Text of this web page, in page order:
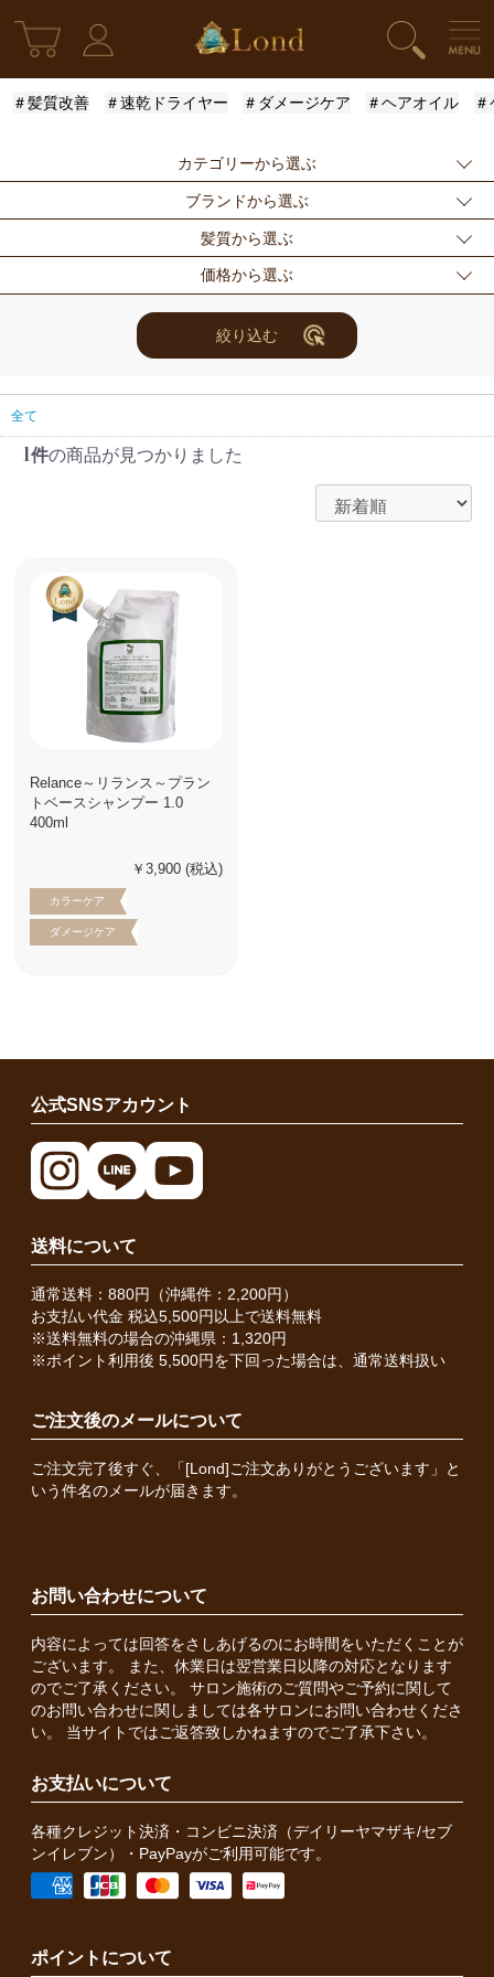
＃髪質改善 ＃速乾ドライヤー ＃ダメージケア ＃ヘアオイル
カテゴリーから選ぶ
新発売 シャンプー
トリートメント
アウトバストリー
ドライヤー・ヘア
アイロン
スタイリング
for Men
メンズスタイリン
グ
ブランドから選ぶ
指定なし Londオリジナル
ケラスターゼ
モロッカンオイル
ルベル
アリミノ
ナンバースリー
ミアン フォード
ホリスティックキ
アクティバート
髪質から選ぶ
ふんわり ハリ・コシ
ウェット
ツヤ
しっとり
価格から選ぶ
〜3000円
3001円〜5000円
円
30000円
絞り込む
全て
1件の商品が見つかりました
Relance～リランス～プラン
トベースシャンプー 1.0
400ml
￥3,900 (税込)
カラーケア
ダメージケア
公式SNSアカウント
送料について
通常送料：880円（沖縄件：2,200円）
お支払い代金 税込5,500円以上で送料無料
※送料無料の場合の沖縄県：1,320円
※ポイント利用後 5,500円を下回った場合は、通常送料扱い
ご注文後のメールについて
ご注文完了後すぐ、「[Lond]ご注文ありがとうございます」と
いう件名のメールが届きます。
お問い合わせについて
内容によっては回答をさしあげるのにお時間をいただくことが
ございます。 また、休業日は翌営業日以降の対応となります
のでご了承ください。 サロン施術のご質問やご予約に関して
のお問い合わせに関しましては各サロンにお問い合わせくださ
い。 当サイトではご返答致しかねますのでご了承下さい。
お支払いについて
各種クレジット決済・コンビニ決済（デイリーヤマザキ/セブ
ンイレブン）・PayPayがご利用可能です。
ポイントについて